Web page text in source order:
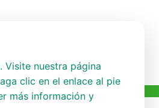
nuestra página
clic en el enlace al pie
más información y